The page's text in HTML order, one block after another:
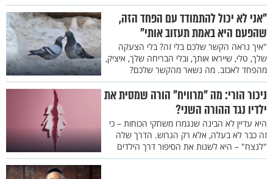
"אני לא יכול להתמודד עם הפחד הזה,
שהפעם היא באמת תעזוב אותי"
"איך נראה הקשר שלכם בלי זה? בלי הצעקה
שלך, טלי, שייראו אותך, ובלי הבריחה שלך, איציק,
מהפחד לאכזב. מה נשאר מהקשר שלכם?
ניכור הורי: מה "מרוויח" הורה שמסית את
ילדיו נגד ההורה השני?
היא עדיין לא הבינה שנגמרו משחקי הכוחות – כי
זה כבר לא בעלה, אלא רק הגרוש. הדרך שלה
"לנצח" – היא לשנות את הסיפור דרך הילדים